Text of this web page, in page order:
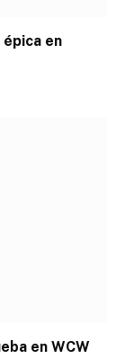
épica en
en WCW